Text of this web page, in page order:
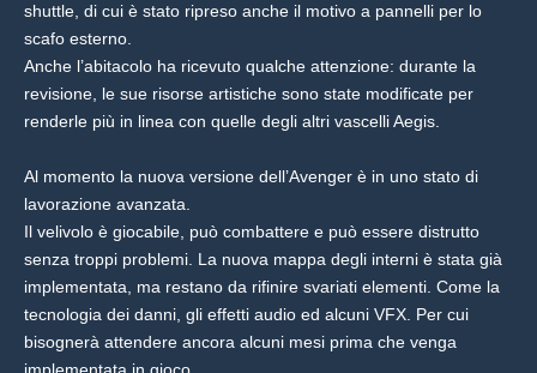
shuttle, di cui è stato ripreso anche il motivo a pannelli per lo
scafo esterno.
Anche l’abitacolo ha ricevuto qualche attenzione: durante la
revisione, le sue risorse artistiche sono state modificate per
renderle più in linea con quelle degli altri vascelli Aegis.
Al momento la nuova versione dell’Avenger è in uno stato di
lavorazione avanzata.
Il velivolo è giocabile, può combattere e può essere distrutto
senza troppi problemi. La nuova mappa degli interni è stata già
implementata, ma restano da rifinire svariati elementi. Come la
tecnologia dei danni, gli effetti audio ed alcuni VFX. Per cui
bisognerà attendere ancora alcuni mesi prima che venga
implementata in gioco.